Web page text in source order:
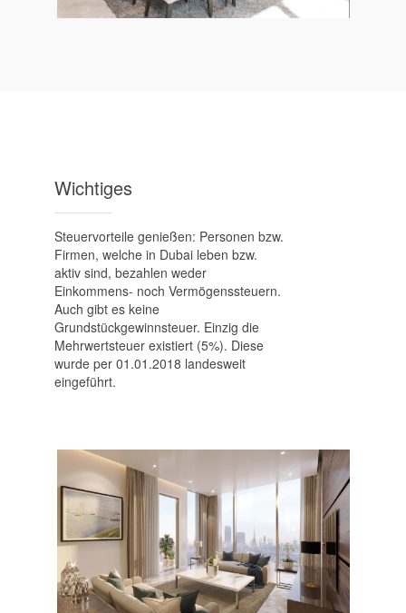
Wichtiges
Steuervorteile genießen: Personen bzw.
Firmen, welche in Dubai leben bzw.
aktiv sind, bezahlen weder
Einkommens- noch Vermögenssteuern.
Auch gibt es keine
Grundstückgewinnsteuer. Einzig die
Mehrwertsteuer existiert (5%). Diese
wurde per 01.01.2018 landesweit
eingeführt.